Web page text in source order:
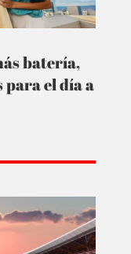
batería,
para el día a